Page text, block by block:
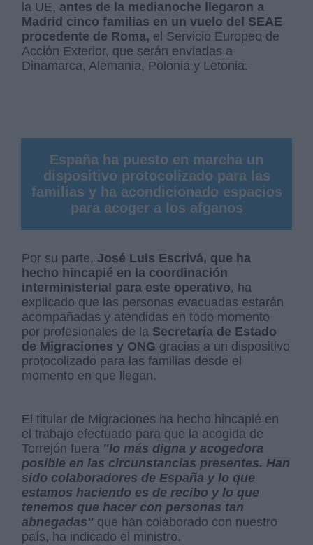
la UE, antes de la medianoche llegaron a
Madrid cinco familias en un vuelo del SEAE
procedente de Roma, el Servicio Europeo de
Acción Exterior, que serán enviadas a
Dinamarca, Alemania, Polonia y Letonia.
España ha puesto en marcha un
dispositivo protocolizado para las
familias y ha acondicionado espacios
para acoger a los afganos
Por su parte, José Luis Escrivá, que ha
hecho hincapié en la coordinación
interministerial para este operativo, ha
explicado que las personas evacuadas estarán
acompañadas y atendidas en todo momento
por profesionales de la Secretaría de Estado
de Migraciones y ONG gracias a un dispositivo
protocolizado para las familias desde el
momento en que llegan.
El titular de Migraciones ha hecho hincapié en
el trabajo efectuado para que la acogida de
Torrejón fuera "lo más digna y acogedora
posible en las circunstancias presentes. Han
sido colaboradores de España y lo que
estamos haciendo es de recibo y lo que
tenemos que hacer con personas tan
abnegadas" que han colaborado con nuestro
país, ha indicado el ministro.